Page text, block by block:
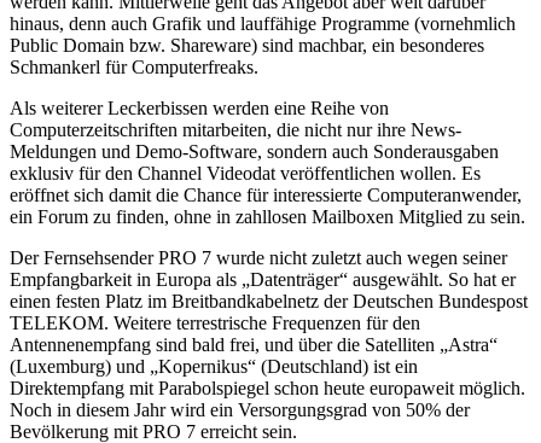
hinaus, denn auch Grafik und lauffähige Programme (vornehmlich
Public Domain bzw. Shareware) sind machbar, ein besonderes
Schmankerl für Computerfreaks.
Als weiterer Leckerbissen werden eine Reihe von
Computerzeitschriften mitarbeiten, die nicht nur ihre News-
Meldungen und Demo-Software, sondern auch Sonderausgaben
exklusiv für den Channel Videodat veröffentlichen wollen. Es
eröffnet sich damit die Chance für interessierte Computeranwender,
ein Forum zu finden, ohne in zahllosen Mailboxen Mitglied zu sein.
Der Fernsehsender PRO 7 wurde nicht zuletzt auch wegen seiner
Empfangbarkeit in Europa als „Datenträger“ ausgewählt. So hat er
einen festen Platz im Breitbandkabelnetz der Deutschen Bundespost
TELEKOM. Weitere terrestrische Frequenzen für den
Antennenempfang sind bald frei, und über die Satelliten „Astra“
(Luxemburg) und „Kopernikus“ (Deutschland) ist ein
Direktempfang mit Parabolspiegel schon heute europaweit möglich.
Noch in diesem Jahr wird ein Versorgungsgrad von 50% der
Bevölkerung mit PRO 7 erreicht sein.